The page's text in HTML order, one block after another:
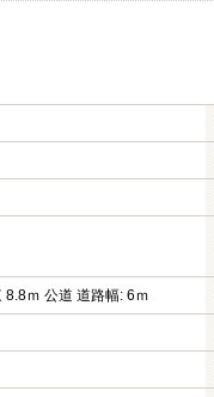
8.8ｍ 公道 道路幅: 6ｍ